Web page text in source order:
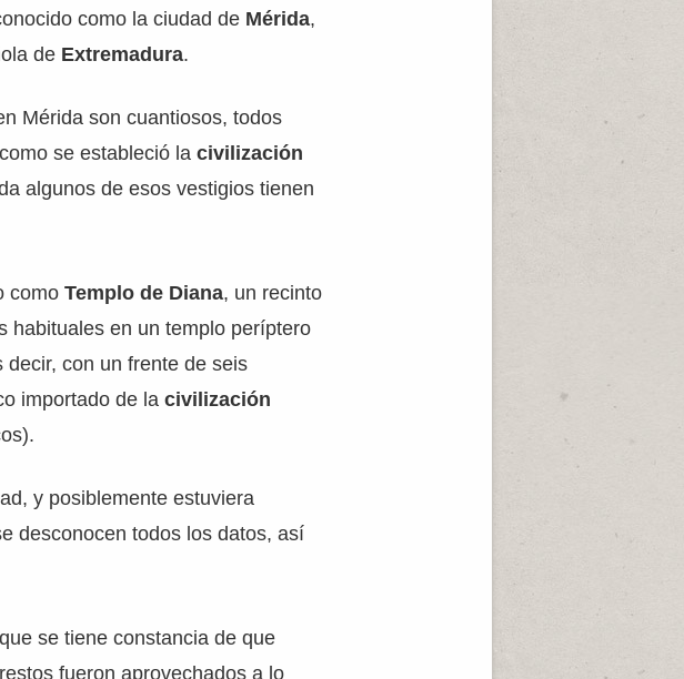
como la ciudad de Mérida,
de Extremadura.
Mérida son cuantiosos, todos
se estableció lacivilización
algunos de esos vestigios tienen
comoTemplo de Diana, un recinto
habituales en un templo períptero
con un frente de seis
importado de lacivilización
y posiblemente estuviera
desconocen todos los datos, así
se tiene constancia de que
fueron aprovechados a lo